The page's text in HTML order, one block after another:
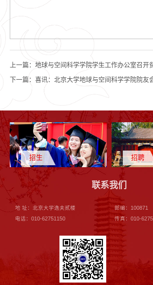
上一篇： 地球与空间科学学院学生工作办公室召开贫困地
下一篇： 喜讯：北京大学地球与空间科学学院院友会羽毛球队在首届北京大学
招生 招聘
联系我们
地 址：北京大学逸夫贰楼
邮编：100871
电话：010-62751150
传真：010-